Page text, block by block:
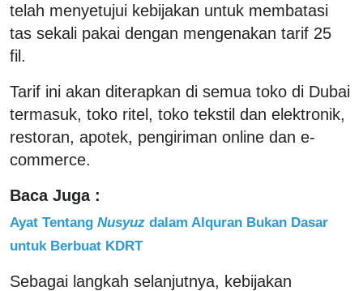
telah menyetujui kebijakan untuk membatasi
tas sekali pakai dengan mengenakan tarif 25
fil.
Tarif ini akan diterapkan di semua toko di Dubai
termasuk, toko ritel, toko tekstil dan elektronik,
restoran, apotek, pengiriman online dan e-
commerce.
Baca Juga :
Ayat Tentang Nusyuz dalam Alquran Bukan Dasar
untuk Berbuat KDRT
Sebagai langkah selanjutnya, kebijakan